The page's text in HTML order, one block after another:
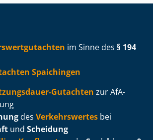
im Sinne des § 194
Spaichingen
Gutachten zur AfA-
des Verkehrswertes bei
und Scheidung